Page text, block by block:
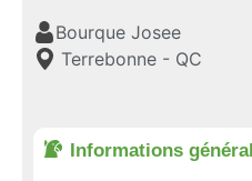
Bourque Josee
Terrebonne - QC
Informations